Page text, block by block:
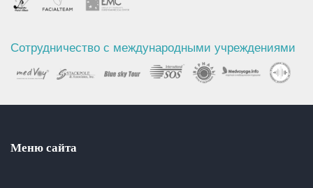
Сотрудничество с международными учреждениями
Меню сайта